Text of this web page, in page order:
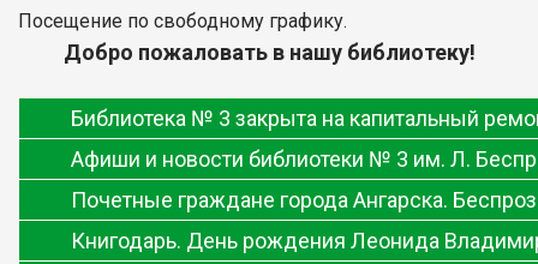
Посещение по свободному графику.
Добро пожаловать в нашу библиотеку!
Библиотека № 3 закрыта на капитальный
Афиши и новости библиотеки № 3 им. Л.
Почетные граждане города Ангарска.
Книгодарь. День рождения Леонида